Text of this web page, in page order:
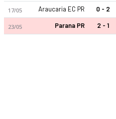
17/05 Araucaria EC PR 0 - 2
23/05 Parana PR 2 - 1